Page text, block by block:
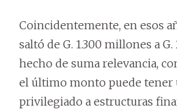
Coincidentemente, en esos
saltó de G. 1.300 millones a
hecho de suma relevancia,
el último monto puede tener
privilegiado a estructuras